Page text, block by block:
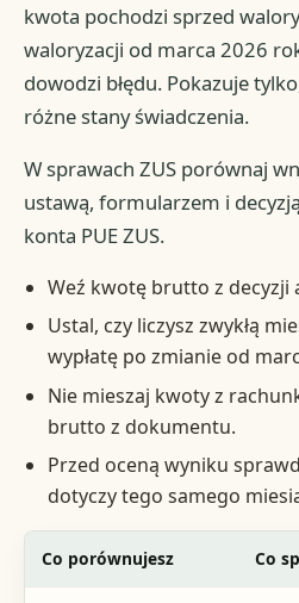
kwota pochodzi sprzed
waloryzacji od marca 2026
dowodzi błędu. Pokazuje
różne stany świadczenia.
W sprawach ZUS porównaj
ustawą, formularzem i
konta PUE ZUS.
Weź kwotę brutto z decyzji
Ustal, czy liczysz zwykłą
wypłatę po zmianie od
Nie mieszaj kwoty z
brutto z dokumentu.
Przed oceną wyniku
dotyczy tego samego
Co porównujesz Co